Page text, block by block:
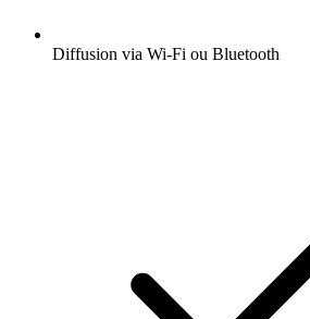
Diffusion via Wi-Fi ou Bluetooth